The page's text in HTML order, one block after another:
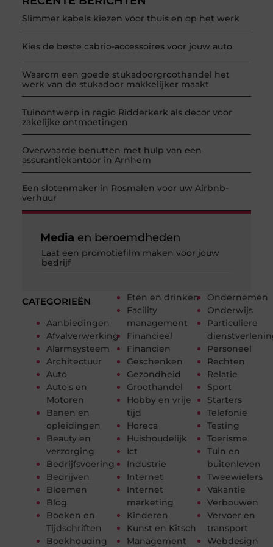
Slimmer kabels kiezen voor thuis en op het werk
Kies de beste cabrio-accessoires voor jouw auto
Waarom een goede stukadoorgroothandel het
werk van de stukadoor makkelijker maakt
Tuinontwerp in regio Ridderkerk als decor voor
zakelijke ontmoetingen
Overwaarde benutten met hulp van een
assurantiekantoor in Arnhem
Een slotenmaker in Rosmalen voor uw Airbnb-
verhuur
CATEGORIEËN
Aanbiedingen
Afvalverwerking
Alarmsysteem
Architectuur
Auto
Auto's en
Motoren
Banen en
opleidingen
Beauty en
verzorging
Bedrijfsvoering
Bedrijven
Bloemen
Blog
Boeken en
Tijdschriften
Boekhouding
Eten en drinken
Facility
management
Financieel
Financien
Geschenken
Gezondheid
Groothandel
Hobby en vrije
tijd
Horeca
Huishoudelijk
Ict
Industrie
Internet
Internet
marketing
Kinderen
Kunst en Kitsch
Management
Ondernemen
Onderwijs
Particuliere
Personeel
Rechten
Relatie
Sport
Starters
Telefonie
Testing
Toerisme
Tuin en
buitenleven
Tweewielers
Vakantie
Verbouwen
Vervoer en
transport
Webdesign
Media en beroemdheden
Laat een promotiefilm maken voor jouw
bedrijf